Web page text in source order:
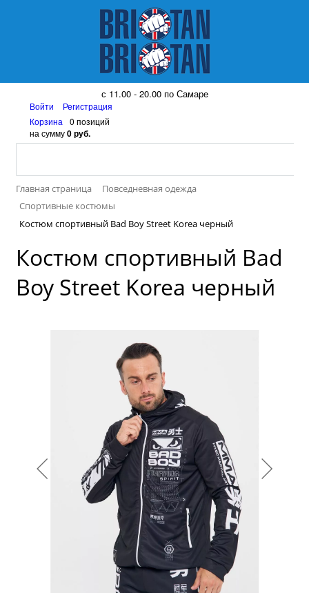
8 (917) 161 08 99
с 11.00 - 20.00 по Самаре
Войти
Регистрация
Корзина
0 позиций
на сумму0 руб.
Главная страница
Повседневная одежда
Спортивные костюмы
Костюм спортивный Bad Boy Street Korea черный
Костюм спортивный Bad
Boy Street Korea черный